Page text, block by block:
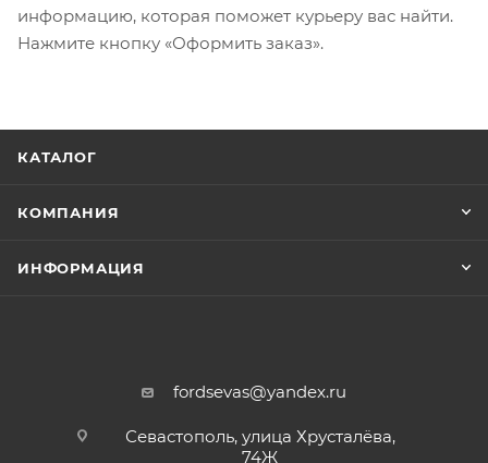
информацию, которая поможет курьеру вас найти.
Нажмите кнопку «Оформить заказ».
КАТАЛОГ
КОМПАНИЯ
ИНФОРМАЦИЯ
fordsevas@yandex.ru
Севастополь, улица Хрусталёва,
74Ж